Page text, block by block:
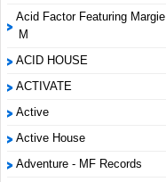
Acid Factor Featuring Margie
M
ACID HOUSE
ACTIVATE
Active
Active House
Adventure - MF Records